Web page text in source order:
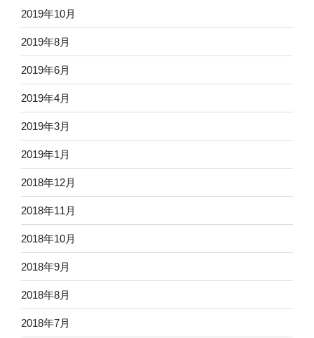
2019年10月
2019年8月
2019年6月
2019年4月
2019年3月
2019年1月
2018年12月
2018年11月
2018年10月
2018年9月
2018年8月
2018年7月